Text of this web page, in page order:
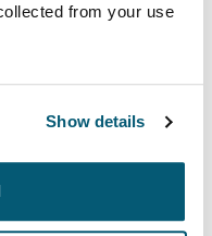
from your use
Show details
portátil
para mantener
de viaje o trabajando
con estilo.